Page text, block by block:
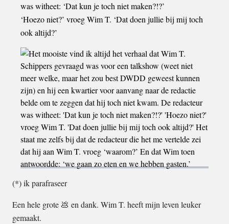
was witheet: ‘Dat kun je toch niet maken?!?’
‘Hoezo niet?’ vroeg Wim T. ‘Dat doen jullie bij mij toch
ook altijd?’
(*) ik parafraseer
Een hele grote 💩 en dank. Wim T. heeft mijn leven leuker
gemaakt.